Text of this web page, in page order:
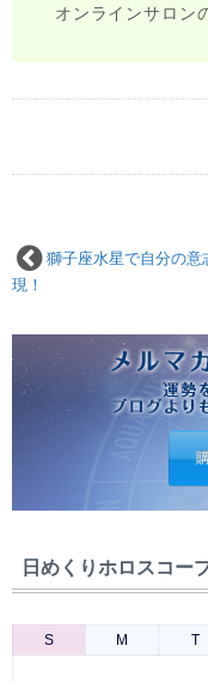
オンラインサロン
獅子座水星で自分の意
現！
日めくりホロスコー
S M T